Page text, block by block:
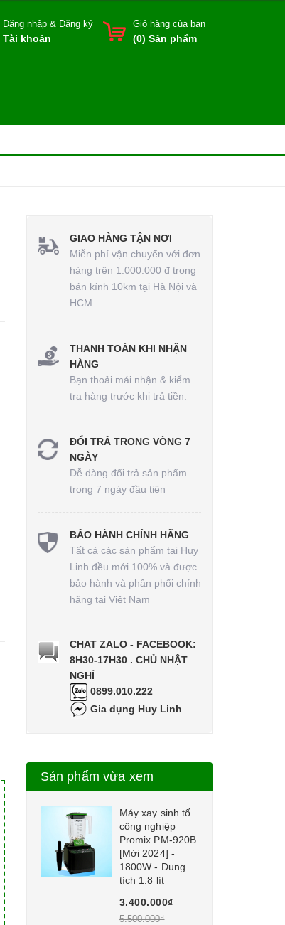
Giỏ hàng của bạn
(0) Sản phẩm
Đăng nhập & Đăng ký
Tài khoản
GIAO HÀNG TẬN NƠI
Miễn phí vận chuyển với đơn
hàng trên 1.000.000 đ trong
bán kính 10km tại Hà Nội và
HCM
THANH TOÁN KHI NHẬN
HÀNG
Bạn thoải mái nhận & kiểm
tra hàng trước khi trả tiền.
ĐỔI TRẢ TRONG VÒNG 7
NGÀY
Dễ dàng đổi trả sản phẩm
trong 7 ngày đầu tiên
BẢO HÀNH CHÍNH HÃNG
Tất cả các sản phẩm tại Huy
Linh đều mới 100% và được
bảo hành và phân phối chính
hãng tại Việt Nam
CHAT ZALO - FACEBOOK:
8H30-17H30 . CHỦ NHẬT
NGHỈ
0899.010.222
Gia dụng Huy Linh
Sản phẩm vừa xem
Máy xay sinh tố
công nghiệp
Promix PM-920B
[Mới 2024] -
1800W - Dung
tích 1.8 lít
3.400.000₫
5.500.000₫